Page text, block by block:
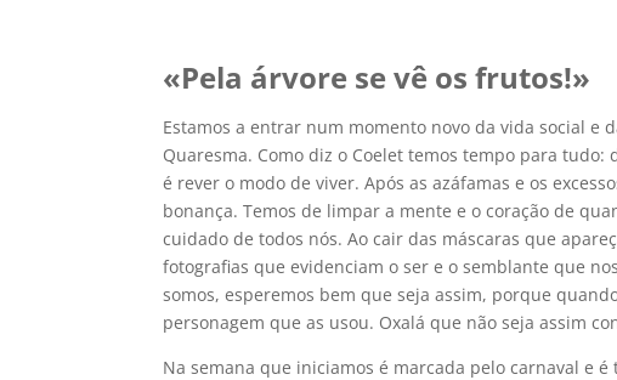
«Pela árvore se vê os frutos!»
Estamos a entrar num momento novo da vida social e
Quaresma. Como diz o Coelet temos tempo para
é rever o modo de viver. Após as azáfamas e os
bonança. Temos de limpar a mente e o coração de
cuidado de todos nós. Ao cair das máscaras que
fotografias que evidenciam o ser e o semblante que
somos, esperemos bem que seja assim, porque
personagem que as usou. Oxalá que não seja assim
Na semana que iniciamos é marcada pelo carnaval e